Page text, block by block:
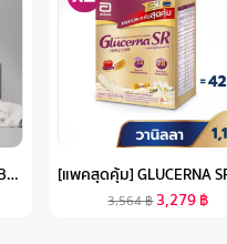
THE ORDINARY ALPHA ARBUTIN 2% + HA - DARK SPOTS WITH HYDRATING HYALURONIC ACID 30ML เซรั่มลดเลือนริ้วรอย เซรั่มบำรุงหน้า ลดเลือนริ้วรอยร่องลึก ไวท์เทนนิ่ง ไบร์ทเทนนิ่ง ควบคุมความมัน
3,564฿ 3,279฿